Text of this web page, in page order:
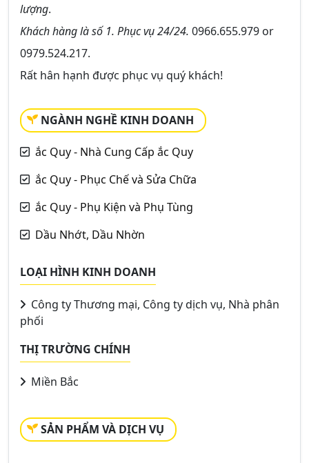
lượng.
Khách hàng là số 1. Phục vụ 24/24. 0966.655.979 or
0979.524.217.
Rất hân hạnh được phục vụ quý khách!
NGÀNH NGHỀ KINH DOANH
ắc Quy - Nhà Cung Cấp ắc Quy
ắc Quy - Phục Chế và Sửa Chữa
ắc Quy - Phụ Kiện và Phụ Tùng
Dầu Nhớt, Dầu Nhờn
LOẠI HÌNH KINH DOANH
Công ty Thương mại, Công ty dịch vụ, Nhà phân
phối
THỊ TRƯỜNG CHÍNH
Miền Bắc
SẢN PHẨM VÀ DỊCH VỤ